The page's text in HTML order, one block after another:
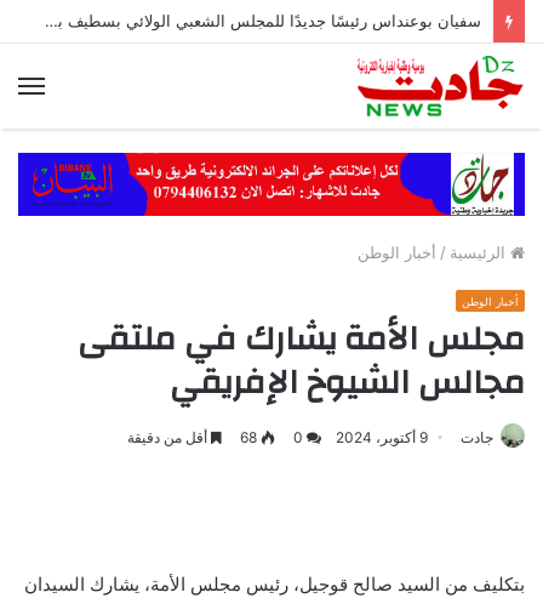
سفيان بوعنداس رئيسًا جديدًا للمجلس الشعبي الولائي بسطيف بالأغلبية
الرئيسية / أخبار الوطن
أخبار الوطن
مجلس الأمة يشارك في ملتقى
مجالس الشيوخ الإفريقي
جادت 9 أكتوبر، 2024 0
68 أقل من دقيقة
بتكليف من السيد صالح قوجيل، رئيس مجلس الأمة، يشارك السيدان